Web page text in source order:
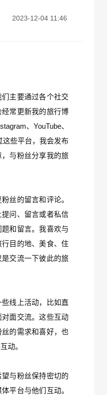
2023-12-04 11:46
主要通过各个社交
常更新我的旅行博
、YouTube、
这些平台，我会发布
与粉丝分享我的旅
丝的留言和评论。
问、留言或者私信
和留言。我喜欢与
目的地、美食、住
交流一下彼此的旅
线上活动，比如直
面交流。这些互动
的需求和喜好，也
动。
与粉丝保持密切的
平台与他们互动。